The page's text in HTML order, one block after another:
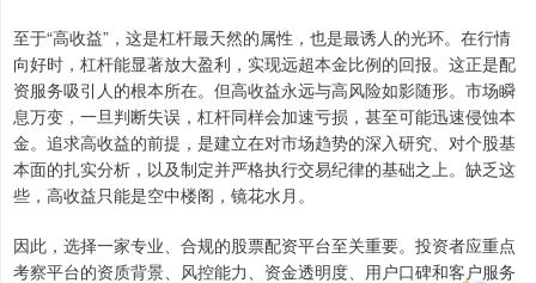
至于“高收益”，这是杠杆最天然的属性，也是最诱人的光环。在行情
向好时，杠杆能显著放大盈利，实现远超本金比例的回报。这正是配
资服务吸引人的根本所在。但高收益永远与高风险如影随形。市场瞬
息万变，一旦判断失误，杠杆同样会加速亏损，甚至可能迅速侵蚀本
金。追求高收益的前提，是建立在对市场趋势的深入研究、对个股基
本面的扎实分析，以及制定并严格执行交易纪律的基础之上。缺乏这
些，高收益只能是空中楼阁，镜花水月。
因此，选择一家专业、合规的股票配资平台至关重要。投资者应重点
考察平台的资质背景、风控能力、资金透明度、用户口碑和客户服务